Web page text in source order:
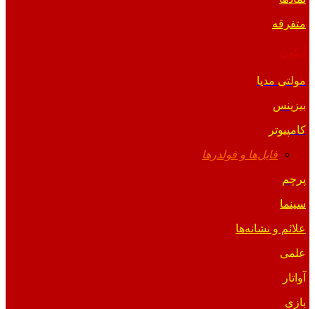
متفرقه
مولتی مدیا
بیزینس
کامپیوتر
فایل‌ها و فولدرها
پرچم
سینما
علائم و نشانه‌ها
علمی
آواتار
بازی